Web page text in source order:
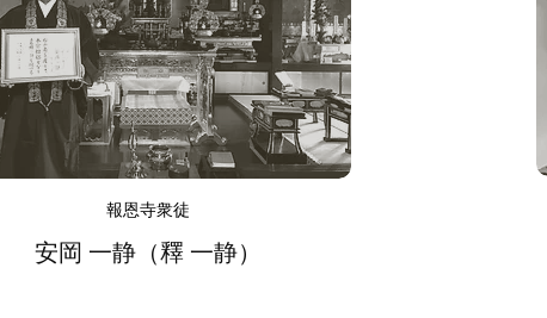
報恩寺衆徒
安岡 一静（釋 一静）